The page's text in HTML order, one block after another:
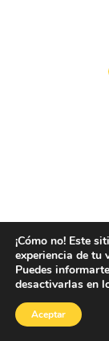
¡Cómo no! Este
experiencia de tu
Puedes
desactivarlas en
Aceptar